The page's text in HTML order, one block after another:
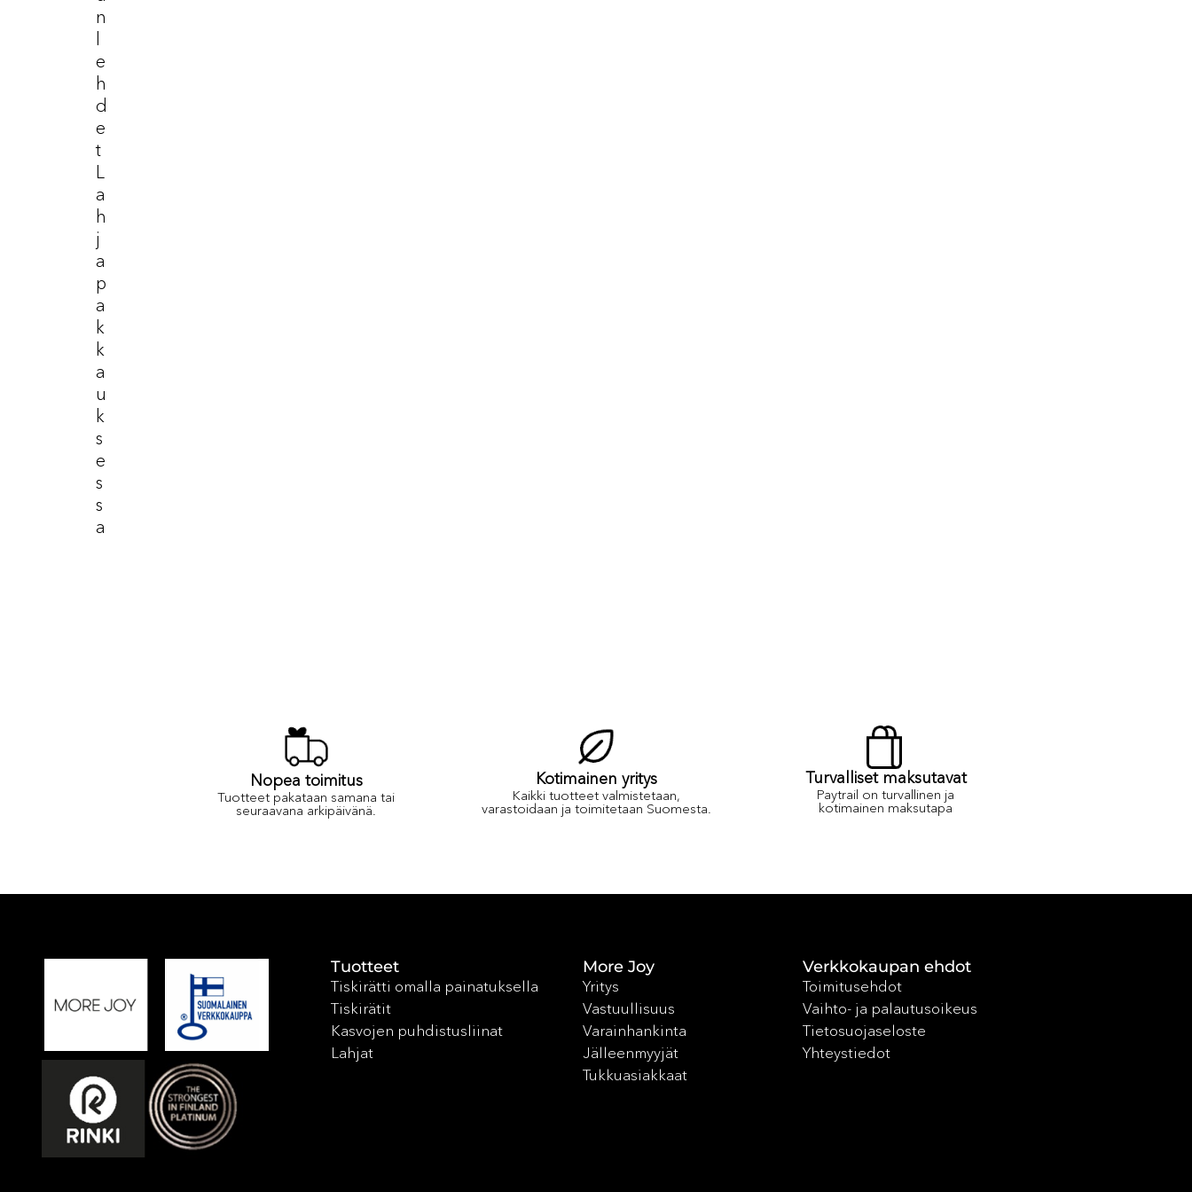
N
E
H
D
E
T
L
A
H
J
A
P
A
K
K
A
U
K
S
E
S
S
A
Nopea toimitus
Tuotteet pakataan samana tai
seuraavana arkipäivänä.
Kotimainen yritys
Kaikki tuotteet valmistetaan,
varastoidaan ja toimitetaan Suomesta.
Turvalliset maksutavat
Paytrail on turvallinen ja
kotimainen maksutapa
Tuotteet
Tiskirätti omalla painatuksella
Tiskirätit
Kasvojen puhdistusliinat
Lahjat
More Joy
Yritys
Vastuullisuus
Varainhankinta
Jälleenmyyjät
Tukkuasiakkaat
Verkkokaupan ehdot
Toimitusehdot
Vaihto- ja palautusoikeus
Tietosuojaseloste
Yhteystiedot